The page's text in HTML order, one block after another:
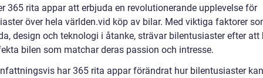
365 rita appar att erbjuda en revolutionerande upplevelse för
över hela världen.vid köp av bilar. Med viktiga faktorer
design och teknologi i åtanke, strävar bilentusiaster efter att
bilen som matchar deras passion och intresse.
har 365 rita appar förändrat hur bilentusiaster kan